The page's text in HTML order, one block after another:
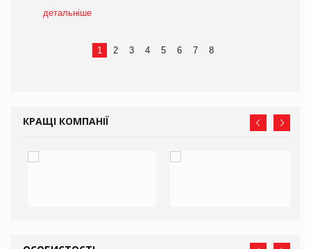
детальніше
1 2 3 4 5 6 7 8
КРАЩІ КОМПАНІЇ